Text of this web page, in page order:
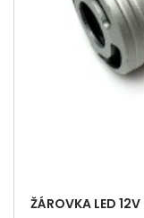
ŽÁROVKA LED